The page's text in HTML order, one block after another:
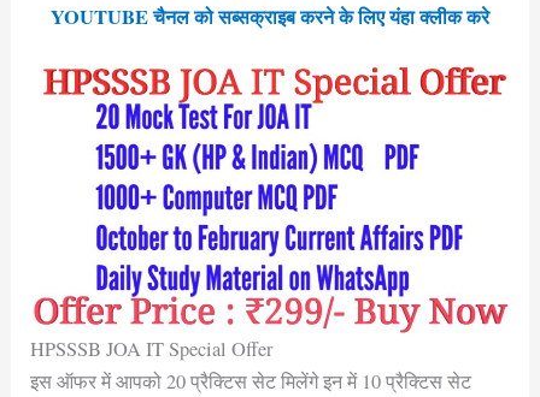
YOUTUBE चैनल को सब्सक्राइब करने के लिए यंहा क्लीक करे
HPSSSB JOA IT Special Offer
इस ऑफर में आपको 20 प्रैक्टिस सेट मिलेंगे इन में 10 प्रैक्टिस सेट